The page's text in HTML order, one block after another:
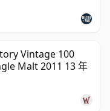
Vintage 100
Malt 2011 13 年